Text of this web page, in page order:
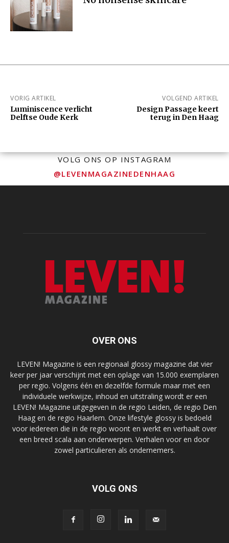
VORIG ARTIKEL
Luminiscence verlicht
Delftse Oude Kerk
VOLGEND ARTIKEL
Design Passage keert
terug in Den Haag
VOLG ONS OP INSTAGRAM
@LEVENMAGAZINEDENHAAG
OVER ONS
LEVEN! Magazine is een regionaal glossy magazine dat vier
keer per jaar verschijnt met een oplage van 15.000 exemplaren
per regio. Volgens één en dezelfde formule maar met een
individuele werkwijze, inhoud en uitstraling wordt er een
LEVEN! Magazine uitgegeven in de regio Leiden, de regio Den
Haag en de regio Haarlem. Onze lifestyle glossy is bedoeld
voor iedereen die in de regio woont en werkt en verhaalt over
een breed scala aan onderwerpen. Verhalen voor en door
zowel particulieren als ondernemers.
VOLG ONS